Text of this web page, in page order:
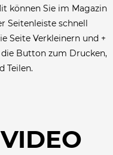
können Sie im Magazin
Seitenleiste schnell
Seite Verkleinern und +
Button zum Drucken,
Teilen.
VIDEO